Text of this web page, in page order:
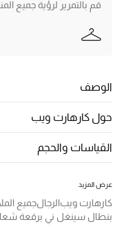
الجمال
المجوهرات
نسوقوا أحدث ما وصلنا
قم بالتمرير لرؤية جميع
الوصف
حول كارهارت ويب
القياسات والحجم
عرض المزيد
كارهارت ويبالرجالجميع
بنطال سينغل ني برقعة